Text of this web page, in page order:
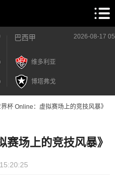
巴西甲 2026-08-17
维多利亚
博塔弗戈
界杯 Online：虚拟赛场上的竞技风暴》
赛场上的竞技风暴》